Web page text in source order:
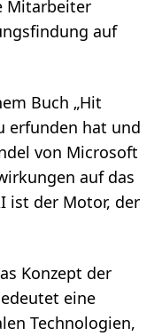
Mitarbeiter
auf
Buch „Hit
erfunden hat und
von Microsoft
auf das
ist der Motor, der
Konzept der
eine
Technologien,